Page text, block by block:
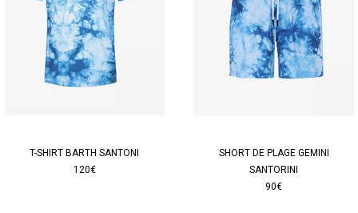
T-SHIRT BARTH SANTONI
120€
SHORT DE PLAGE GEMINI
SANTORINI
90€